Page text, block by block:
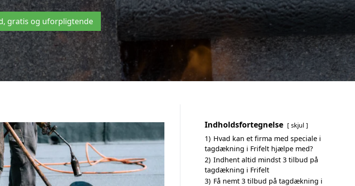
gratis og uforpligtende
Indholdsfortegnelse skjul
1) Hvad kan et firma med speciale i
tagdækning i Frifelt hjælpe med?
2) Indhent altid mindst 3 tilbud på
tagdækning i Frifelt
3) Få nemt 3 tilbud på tagdækning i